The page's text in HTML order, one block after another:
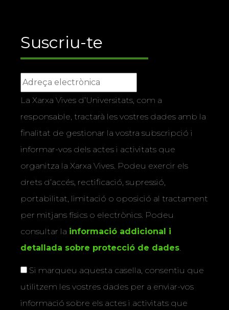
Suscriu-te
La Xarxa Vives d’Universitats, com a
responsable, tractarà les vostres dades amb la
finalitat de gestionar la vostra subscripció i
informar-vos dels actes i activitats que
organitza la Xarxa Vives. Podeu exercir els
drets d’accés, rectificació, supressió,
portabilitat, limitació o oposició al tractament
per mitjans físics o electrònics. Podeu
consultar la informació addicional i
detallada sobre protecció de dades
Si marqueu aquesta casella, consentiu que
utilitzem les vostres dades per a enviar-vos
informació sobre els actes i activitats que